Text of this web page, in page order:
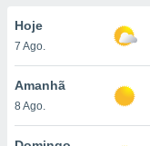
e
nossa
e
Hoje
7 Ago.
Amanhã
8 Ago.